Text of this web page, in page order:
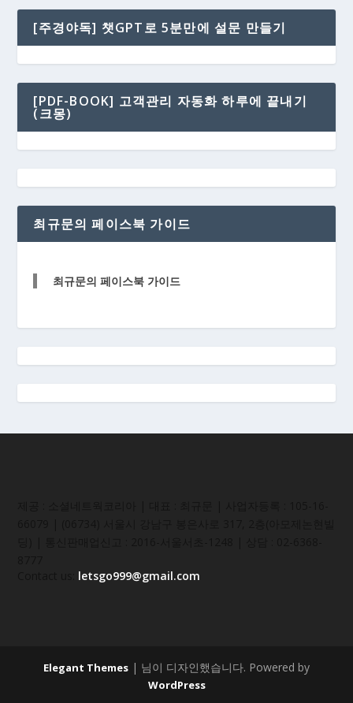
[주경야독] 챗GPT로 5분만에 설문 만들기
[PDF-BOOK] 고객관리 자동화 하루에 끝내기
(크몽)
최규문의 페이스북 가이드
최규문의 페이스북 가이드
letsgo999@gmail.com
Elegant Themes | 님이 디자인했습니다. Powered by
WordPress